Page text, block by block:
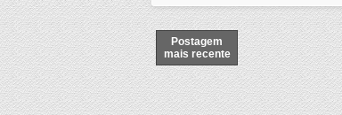
Postagem
mais recente